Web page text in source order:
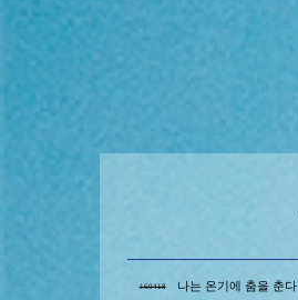
160418 나는 온기에 춤을 춘다